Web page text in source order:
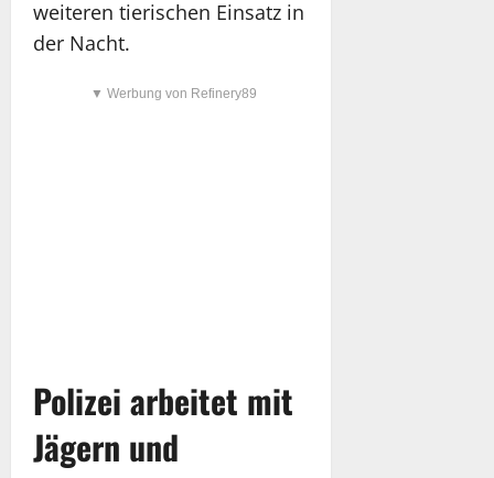
weiteren tierischen Einsatz in
der Nacht.
▼ Werbung von Refinery89
Polizei arbeitet mit
Jägern und